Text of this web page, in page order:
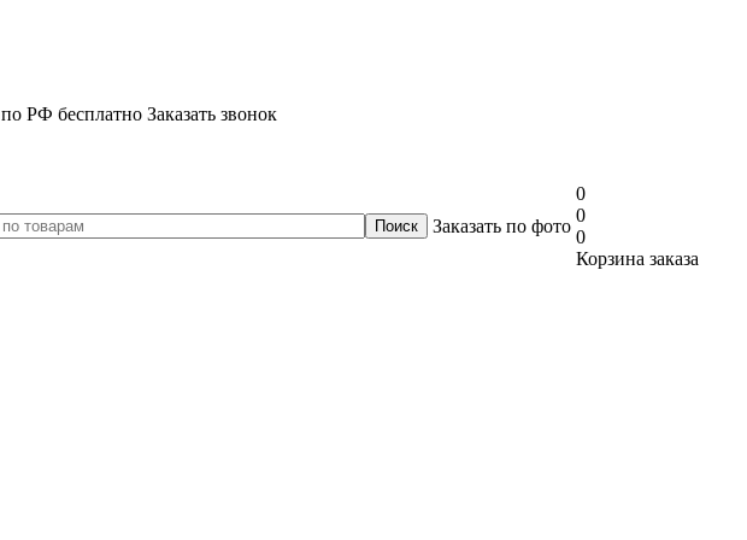
РФ бесплатно Заказать звонок
Заказать по фото
0
0
0
Корзина заказа